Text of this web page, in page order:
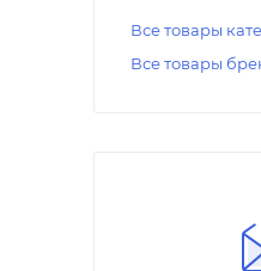
Все товары
Все товары